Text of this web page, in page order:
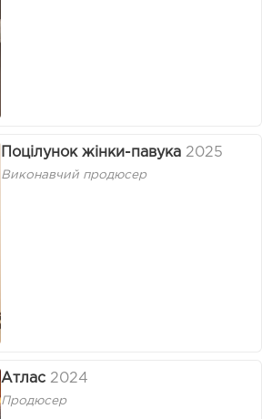
Поцілунок жінки-павука 2025
Виконавчий продюсер
Атлас 2024
Продюсер